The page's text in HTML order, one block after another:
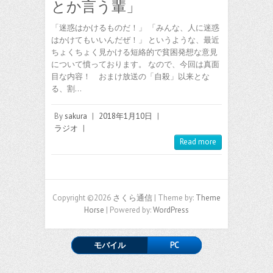
とか言う輩」
「迷惑はかけるものだ！」 「みんな、人に迷惑
はかけてもいいんだぜ！」 というような、最近
ちょくちょく見かける短絡的で貧困発想な意見
について憤っております。 なので、今回は真面
目な内容！ おまけ放送の「自殺」以来とな
る、割…
Bysakura | 2018年1月10日
|
ラジオ |
Read more
Copyright ©2026 さくら通信 | Theme by: Theme
Horse | Powered by:WordPress
モバイル PC